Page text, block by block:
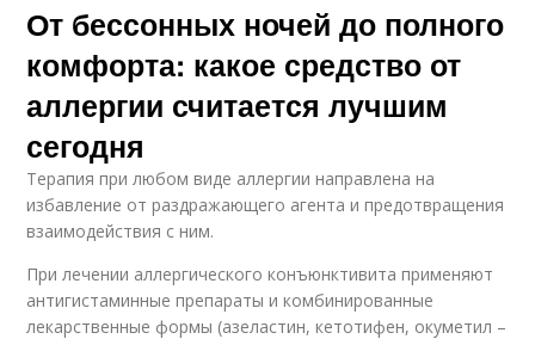
От бессонных ночей до полного
комфорта: какое средство от
аллергии считается лучшим
сегодня
Терапия при любом виде аллергии направлена на
избавление от раздражающего агента и предотвращения
взаимодействия с ним.
При лечении аллергического конъюнктивита применяют
антигистаминные препараты и комбинированные
лекарственные формы (азеластин, кетотифен, окуметил –